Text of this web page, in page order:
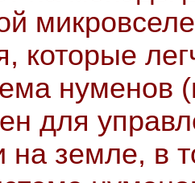
которые
нуменов
для
на земле, в